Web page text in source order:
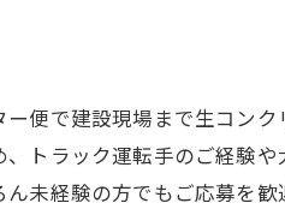
ー便で建設現場まで生コン
、トラック運転手のご経験
ん未経験の方でもご応募を